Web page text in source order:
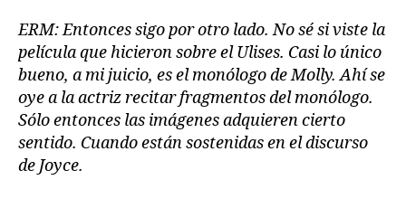
ERM: Entonces sigo por otro lado. No sé si viste la
película que hicieron sobre el Ulises. Casi lo único
bueno, a mi juicio, es el monólogo de Molly. Ahí se
oye a la actriz recitar fragmentos del monólogo.
Sólo entonces las imágenes adquieren cierto
sentido. Cuando están sostenidas en el discurso
de Joyce.